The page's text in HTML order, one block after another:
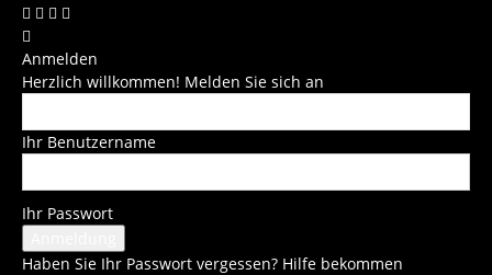
Anmelden
Herzlich willkommen! Melden Sie sich an
Ihr Benutzername
Ihr Passwort
Haben Sie Ihr Passwort vergessen? Hilfe bekommen